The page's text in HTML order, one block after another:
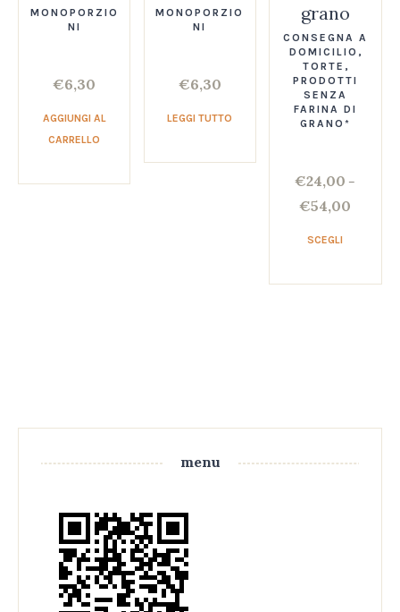
MONOPORZIO
NI
€6,30
AGGIUNGI AL
CARRELLO
MONOPORZIO
NI
€6,30
LEGGI TUTTO
grano
CONSEGNA A
DOMICILIO ,
TORTE ,
PRODOTTI
SENZA
FARINA DI
GRANO*
€24,00 –
€54,00
SCEGLI
menu